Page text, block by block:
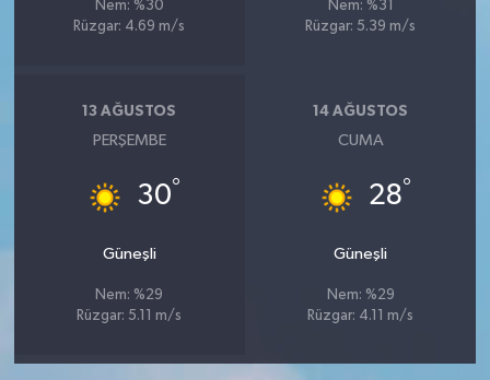
Nem: %30
Rüzgar: 4.69 m/s
Nem: %31
Rüzgar: 5.39 m/s
13 AĞUSTOS
PERŞEMBE
30°
Güneşli
Nem: %29
Rüzgar: 5.11 m/s
14 AĞUSTOS
CUMA
28°
Güneşli
Nem: %29
Rüzgar: 4.11 m/s